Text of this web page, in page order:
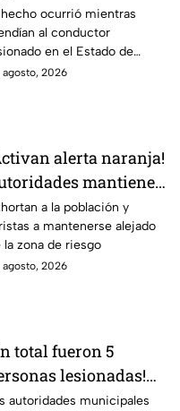
pantalones en plena
hecho ocurrió mientras
al conductor
en el Estado de
agosto, 2026
alerta naranja!
mantienen
ante la
volcánica
a la población y
a mantenerse alejado
la zona de riesgo
agosto, 2026
total fueron 5
lesionadas!
sabemos sobre el
autoridades municipales